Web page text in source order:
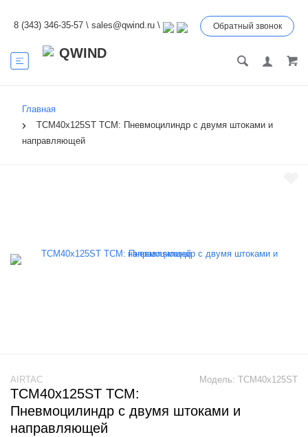
8 (343) 346-35-57 \ sales@qwind.ru \ Обратный звонок
Главная
TCM40x125ST TCM: Пневмоцилиндр с двумя штоками и
направляющей
Модель: TCM40x125ST
AIRTAC
TCM40x125ST TCM:
Пневмоцилиндр с двумя штоками и
направляющей